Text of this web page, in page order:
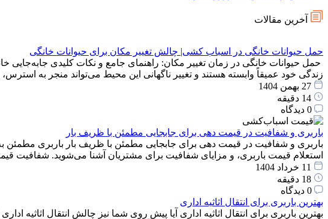
آخرین مقالات
حمل حیوانات خانگی در اسباب کشی| چالش تغییر مکان برای حیوانات خانگی
حمل حیوانات خانگی در زمان تغییر مکان: راهنمای جامع و نکات کلیدی
زندگی خود عمیقاً وابسته هستند و تغییر ناگهانی این محیط می‌تواند منجر به
27 بهمن 1404
14 دقیقه
0 دیدگاه
باربری و شفافیت در قیمت دهی برای جابجایی مطمئن با ظریف بار
باربری و شفافیت در قیمت دهی برای جابجایی مطمئن با ظریف بار باربری مطمئن
استعلام قیمت باربری، و مزایای شفافیت برای مشتریان آشنا می‌شوید. شفافیت
11 خرداد 1404
18 دقیقه
0 دیدگاه
بهترین باربری برای انتقال اثاثیه اداری
بهترین باربری برای انتقال اثاثیه اداری آیا پیش روی شما نیز چالش انتقال اثاثیه